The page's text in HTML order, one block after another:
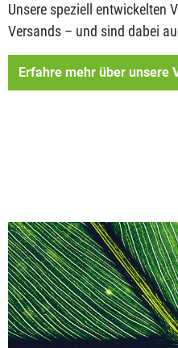
Unsere speziell entwickelten
Versands – und sind dabei
Erfahre mehr über unsere